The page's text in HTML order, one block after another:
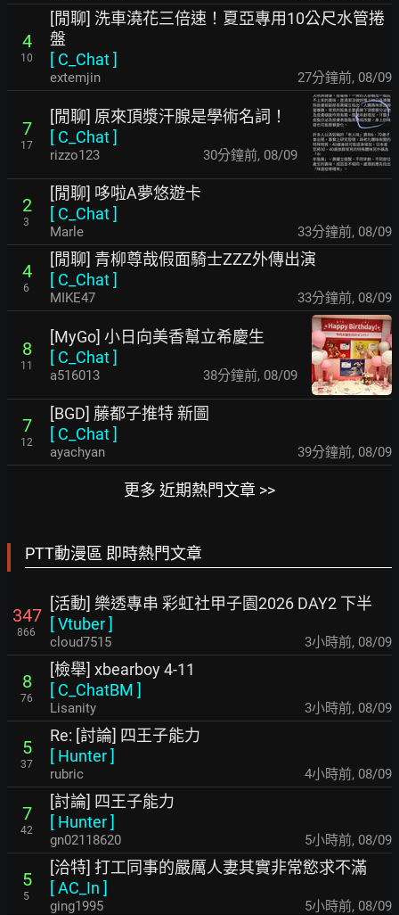
4
10
[閒聊] 洗車澆花三倍速！夏亞專用10公尺水管捲
盤
[ C_Chat]
extemjin 27分鐘前, 08/09
7
17
[閒聊] 原來頂漿汗腺是學術名詞！
[ C_Chat]
rizzo123 30分鐘前, 08/09
2
3
[閒聊] 哆啦A夢悠遊卡
[ C_Chat]
Marle 33分鐘前, 08/09
4
6
[閒聊] 青柳尊哉假面騎士ZZZ外傳出演
[ C_Chat]
MIKE47 33分鐘前, 08/09
8
11
[MyGo] 小日向美香幫立希慶生
[ C_Chat]
a516013 38分鐘前, 08/09
7
12
[BGD] 藤都子推特 新圖
[ C_Chat]
ayachyan 39分鐘前, 08/09
更多 近期熱門文章 >>
PTT動漫區 即時熱門文章
347
866
[活動] 樂透專串 彩虹社甲子園2026 DAY2 下半
[Vtuber]
cloud7515 3小時前, 08/09
8
76
[檢舉] xbearboy 4-11
[ C_ChatBM ]
Lisanity 3小時前, 08/09
5
37
Re: [討論] 四王子能力
[ Hunter]
rubric 4小時前, 08/09
7
42
[討論] 四王子能力
[ Hunter]
gn02118620 5小時前, 08/09
5
5
[洽特] 打工同事的嚴厲人妻其實非常慾求不滿
[AC_In ]
ging1995 5小時前, 08/09